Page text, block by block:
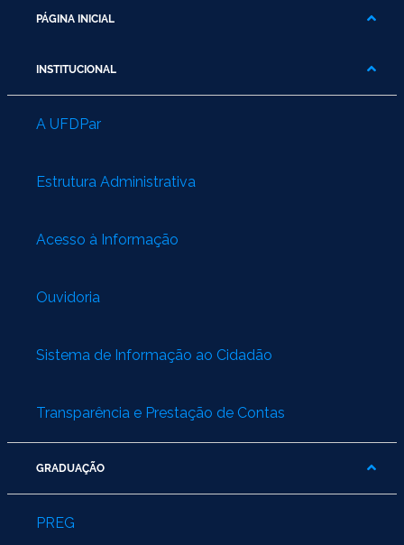
PÁGINA INICIAL
INSTITUCIONAL
A UFDPar
Estrutura Administrativa
Acesso à Informação
Ouvidoria
Sistema de Informação ao Cidadão
Transparência e Prestação de Contas
GRADUAÇÃO
PREG